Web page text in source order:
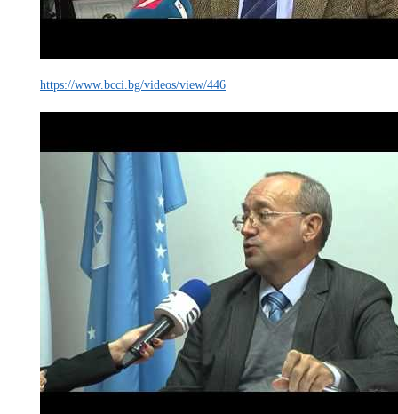
https://www.bcci.bg/videos/view/446